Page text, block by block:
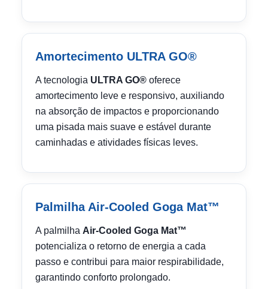
Amortecimento ULTRA GO®
A tecnologia ULTRA GO® oferece
amortecimento leve e responsivo, auxiliando
na absorção de impactos e proporcionando
uma pisada mais suave e estável durante
caminhadas e atividades físicas leves.
Palmilha Air-Cooled Goga Mat™
A palmilha Air-Cooled Goga Mat™
potencializa o retorno de energia a cada
passo e contribui para maior respirabilidade,
garantindo conforto prolongado.